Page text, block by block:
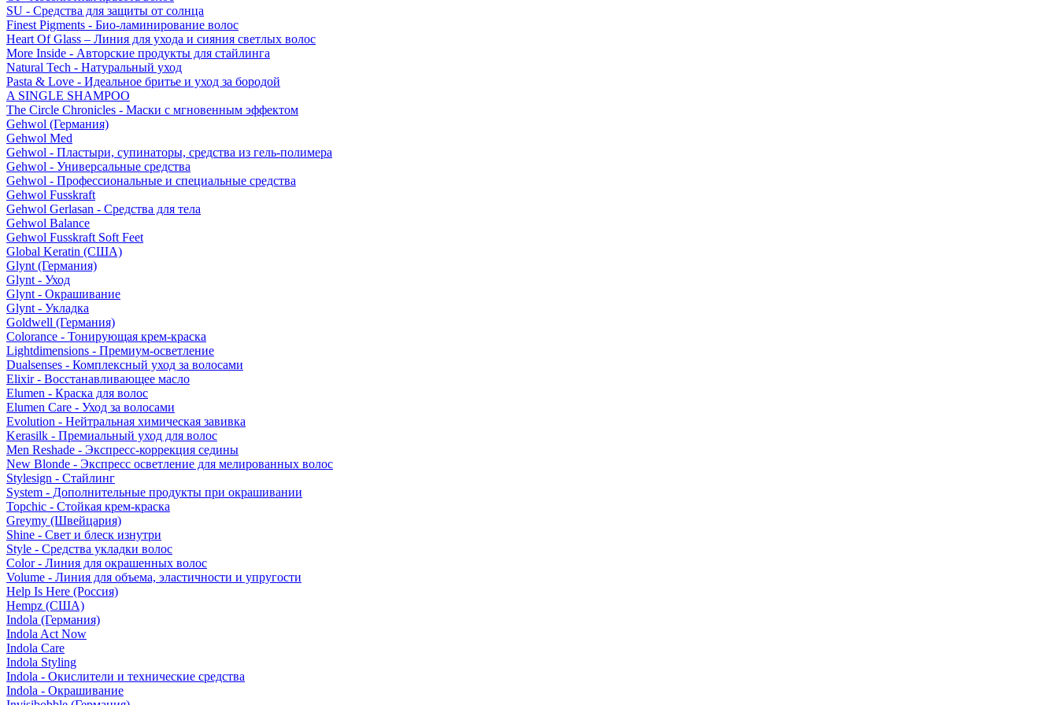
SU - Средства для защиты от солнца
Finest Pigments - Био-ламинирование волос
Heart Of Glass – Линия для ухода и сияния светлых волос
More Inside - Авторские продукты для стайлинга
Natural Tech - Натуральный уход
Pasta & Love - Идеальное бритье и уход за бородой
A SINGLE SHAMPOO
The Circle Chronicles - Маски с мгновенным эффектом
Gehwol (Германия)
Gehwol Med
Gehwol - Пластыри, супинаторы, средства из гель-полимера
Gehwol - Универсальные средства
Gehwol - Профессиональные и специальные средства
Gehwol Fusskraft
Gehwol Gerlasan - Средства для тела
Gehwol Balance
Gehwol Fusskraft Soft Feet
Global Keratin (США)
Glynt (Германия)
Glynt - Уход
Glynt - Окрашивание
Glynt - Укладка
Goldwell (Германия)
Colorance - Тонирующая крем-краска
Lightdimensions - Премиум-осветление
Dualsenses - Комплексный уход за волосами
Elixir - Восстанавливающее масло
Elumen - Краска для волос
Elumen Care - Уход за волосами
Evolution - Нейтральная химическая завивка
Kerasilk - Премиальный уход для волос
Men Reshade - Экспресс-коррекция седины
New Blonde - Экспресс осветление для мелированных волос
Stylesign - Стайлинг
System - Дополнительные продукты при окрашивании
Topchic - Стойкая крем-краска
Greymy (Швейцария)
Shine - Свет и блеск изнутри
Style - Средства укладки волос
Color - Линия для окрашенных волос
Volume - Линия для объема, эластичности и упругости
Help Is Here (Россия)
Hempz (США)
Indola (Германия)
Indola Act Now
Indola Care
Indola Styling
Indola - Окислители и технические средства
Indola - Окрашивание